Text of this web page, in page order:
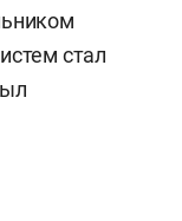
стал